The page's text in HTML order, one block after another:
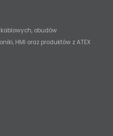
obudów
HMI oraz produktów z ATEX